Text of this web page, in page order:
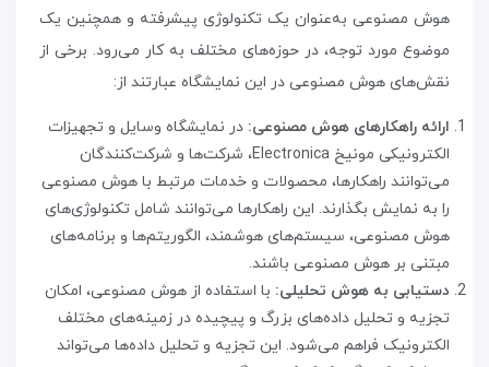
هوش مصنوعی به‌عنوان یک تکنولوژی پیشرفته و همچنین یک
موضوع مورد توجه، در حوزه‌های مختلف به کار می‌رود. برخی از
نقش‌های هوش مصنوعی در این نمایشگاه عبارتند از:
ارائه راهکارهای هوش مصنوعی: در نمایشگاه وسایل و تجهیزات
الکترونیکی مونیخ Electronica، شرکت‌ها و شرکت‌کنندگان
می‌توانند راهکارها، محصولات و خدمات مرتبط با هوش مصنوعی
را به نمایش بگذارند. این راهکارها می‌توانند شامل تکنولوژی‌های
هوش مصنوعی، سیستم‌های هوشمند، الگوریتم‌ها و برنامه‌های
مبتنی بر هوش مصنوعی باشند.
دستیابی به هوش تحلیلی: با استفاده از هوش مصنوعی، امکان
تجزیه و تحلیل داده‌های بزرگ و پیچیده در زمینه‌های مختلف
الکترونیک فراهم می‌شود. این تجزیه و تحلیل داده‌ها می‌تواند